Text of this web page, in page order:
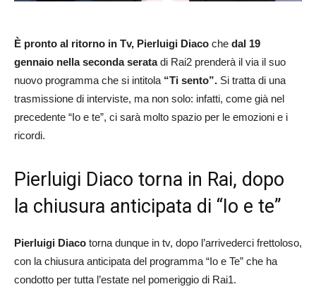
È pronto al ritorno in Tv, Pierluigi Diaco che dal 19
gennaio nella seconda seratadi Rai2 prenderà il via il suo
nuovo programma che si intitola “Ti sento”. Si tratta di una
trasmissione di interviste, ma non solo: infatti, come già nel
precedente “Io e te”, ci sarà molto spazio per le emozioni e i
ricordi.
Pierluigi Diaco torna in Rai, dopo
la chiusura anticipata di “Io e te”
Pierluigi Diaco torna dunque in tv, dopo l’arrivederci frettoloso,
con la chiusura anticipata del programma “Io e Te” che ha
condotto per tutta l’estate nel pomeriggio di Rai1.